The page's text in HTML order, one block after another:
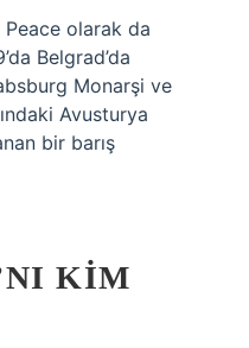
Peace olarak da
Belgrad’da
Monarşi ve
Avusturya
bir barış
KIM